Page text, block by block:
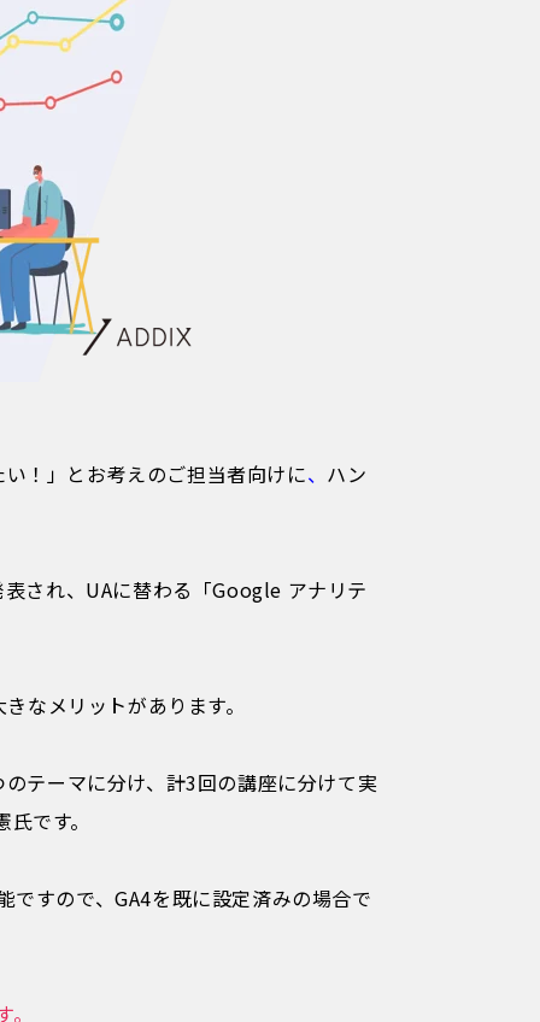
！」とお考えのご担当者向けに、 ハン
され、UAに替わる「Google アナリテ
なメリットがあります。
テーマに分け、計3回の講座に分けて実
です。
ですので、GA4を既に設定済みの場合で